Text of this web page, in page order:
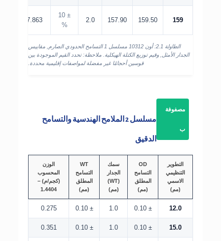
159
159.50
157.90
2.0
± 10
%
7.863
الطاولة 2.1: أون 10312 مسلسل 1 التسامح الحدودي الصارم, مقاييس
الجدار الأمثل, وقيم توزيع الكتلة الهيكلية. ملاحظة: تحدد القيم الموجودة بين
قوسين أحجامًا غير مفضلة لمواصفات إقليمية محددة.
مصفوفة
ب
مسلسل 2 الملامح الهندسية والتسامح
الدقيق
التطوير
التنظيمي
الاسمي
(مم)
OD
التسامح
المطلق
(مم)
سمك
الجدار
(WT)
(مم)
WT
التسامح
المطلق
(مم)
الوزن
المحسوب
(كجم/م) –
1.4404
12.0
± 0.10
1.0
± 0.10
0.275
15.0
± 0.10
1.0
± 0.10
0.351